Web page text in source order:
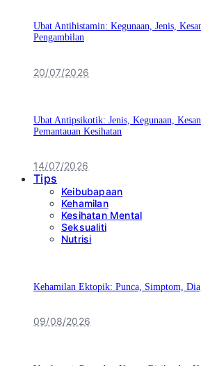
Ubat Antihistamin: Kegunaan, Jenis,
Pengambilan
20/07/2026
Ubat Antipsikotik: Jenis, Kegunaan,
Pemantauan Kesihatan
14/07/2026
Tips
Keibubapaan
Kehamilan
Kesihatan Mental
Seksualiti
Nutrisi
Kehamilan Ektopik: Punca, Simptom,
09/08/2026